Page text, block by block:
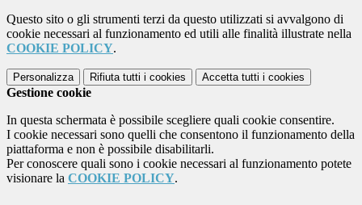
Questo sito o gli strumenti terzi da questo utilizzati si avvalgono di
cookie necessari al funzionamento ed utili alle finalità illustrate nella
COOKIE POLICY.
Personalizza Rifiuta tutti i cookies Accetta tutti i cookies
Gestione cookie
In questa schermata è possibile scegliere quali cookie consentire.
I cookie necessari sono quelli che consentono il funzionamento della
piattaforma e non è possibile disabilitarli.
Per conoscere quali sono i cookie necessari al funzionamento potete
visionare la COOKIE POLICY.